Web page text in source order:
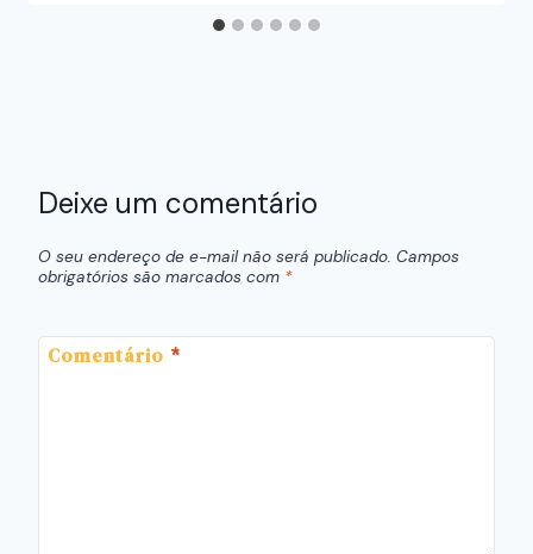
Deixe um comentário
O seu endereço de e-mail não será publicado. Campos
obrigatórios são marcados com *
Comentário *